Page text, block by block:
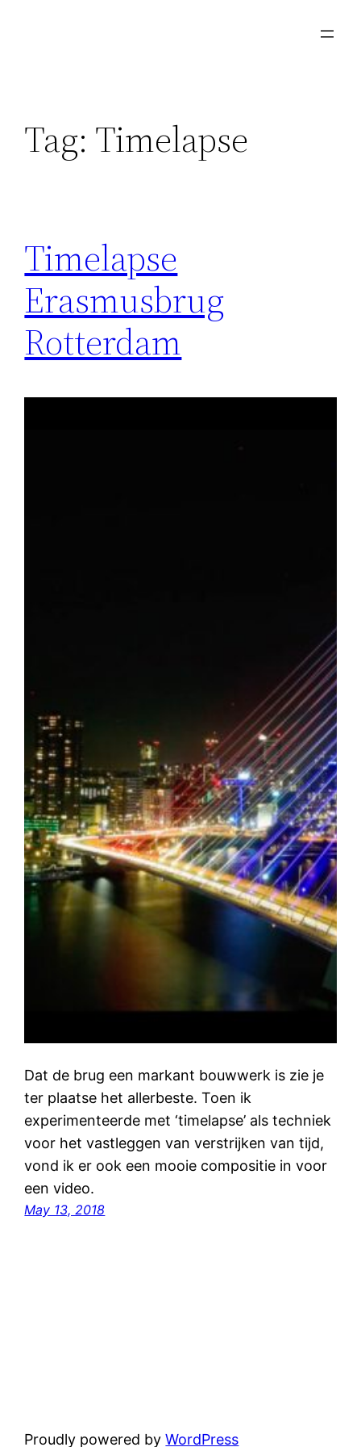
Tag: Timelapse
Timelapse
Erasmusbrug
Rotterdam
Dat de brug een markant bouwwerk is zie je
ter plaatse het allerbeste. Toen ik
experimenteerde met ‘timelapse’ als techniek
voor het vastleggen van verstrijken van tijd,
vond ik er ook een mooie compositie in voor
een video.
May 13, 2018
Proudly powered byWordPress